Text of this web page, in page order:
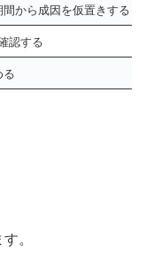
から成因を仮置きする
認する
。